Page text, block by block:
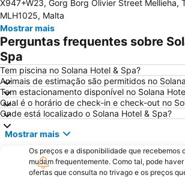
Spinola Bay
Palazzo
Paceville
Bugibba Perched Beach
San Pawl il-
Portomaso
St Thomas Bay
San Anton
Bus Terminus
Catedral
X947+W23, Gorg Borg Olivier Street Mellieha,
MLH1025, Malta
Mostrar mais
Perguntas frequentes sobre
Spa
Tem piscina no Solana Hotel & Spa?
Animais de estimação são permitidos no
Tem estacionamento disponível no Solana
Qual é o horário de check-in e check-out no
Onde está localizado o Solana Hotel & Spa?
Mostrar mais
Os preços e a disponibilidade que recebemos
mudam frequentemente. Como tal, pode
ofertas que consulta no trivago e os preços